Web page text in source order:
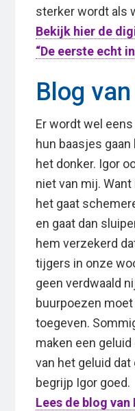
sterker wordt als
Bekijk hier de
“De eerste echt
Blog
Er wordt wel
hun baasjes
het donker. Igor
niet van mij.
het gaat
en gaat dan
hem verzekerd
tijgers in onze
geen verdwaald
buurpoezen
toegeven.
maken een
van het geluid
begrijp Igor goed.
Lees de blog